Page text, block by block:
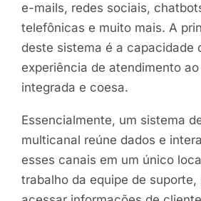
e-mails, redes sociais,
telefônicas e muito mais. A
deste sistema é a capacidade
experiência de atendimento
integrada e coesa.
Essencialmente, um sistema
multicanal reúne dados e
esses canais em um único
trabalho da equipe de suporte,